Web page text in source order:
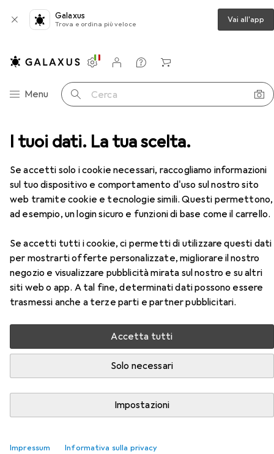
I tuoi dati. La tua scelta.
Se accetti solo i cookie necessari, raccogliamo informazioni
sul tuo dispositivo e comportamento d'uso sul nostro sito
web tramite cookie e tecnologie simili. Questi permettono,
ad esempio, un login sicuro e funzioni di base come il carrello.
Se accetti tutti i cookie, ci permetti di utilizzare questi dati
per mostrarti offerte personalizzate, migliorare il nostro
negozio e visualizzare pubblicità mirata sul nostro e su altri
siti web o app. A tal fine, determinati dati possono essere
trasmessi anche a terze parti e partner pubblicitari.
Accetta tutti
Solo necessari
Impostazioni
Impressum Informativa sulla privacy
Galaxus
Trova e ordina più veloce Vai all'app
Categoria Navigazione
Menu Cerca
Impostazioni
Conto cliente
Liste di confronto
Liste dei desideri
Carrello
+ esagonale Koken Set di chiavi a bussola esagonali
EUR
109,–
KokenSet di chiavi a bussola esagonali
6 dimensioni
Accessori per Koken Set di chiavi
a bussola esagonali
Qui trovi accessori adatti per il prodotto Koken Set di
chiavi a bussola esagonali delle categorie Chiave a bussola
+ esagonale e Chiave a cricchetto.
Rilevanza
Elenco dei prodotti